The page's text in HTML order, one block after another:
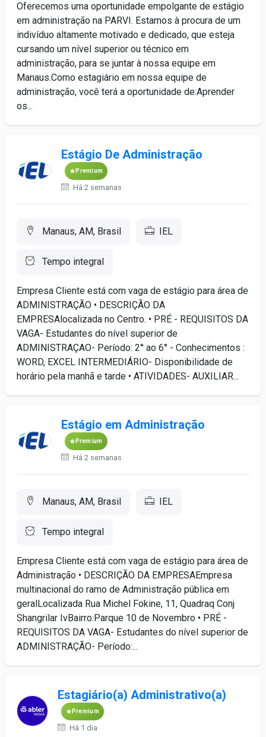
Oferecemos uma oportunidade empolgante de estágio
em administração na PARVI. Estamos à procura de um
indivíduo altamente motivado e dedicado, que esteja
cursando um nível superior ou técnico em
administração, para se juntar à nossa equipe em
Manaus.Como estagiário em nossa equipe de
administração, você terá a oportunidade de:Aprender
os...
Estágio De Administração
Premium
Há 2 semanas
Manaus, AM, Brasil IEL
Tempo integral
Empresa Cliente está com vaga de estágio para área de
ADMINISTRAÇÃO • DESCRIÇÃO DA
EMPRESAlocalizada no Centro. • PRÉ - REQUISITOS DA
VAGA- Estudantes do nível superior de
ADMINISTRAÇAO- Período: 2° ao 6° - Conhecimentos :
WORD, EXCEL INTERMEDIÁRIO- Disponibilidade de
horário pela manhã e tarde • ATIVIDADES- AUXILIAR...
Estágio em Administração
Premium
Há 2 semanas
Manaus, AM, Brasil IEL
Tempo integral
Empresa Cliente está com vaga de estágio para área de
Administração • DESCRIÇÃO DA EMPRESAEmpresa
multinacional do ramo de Administração pública em
geralLocalizada Rua Michel Fokine, 11, Quadraq Conj
Shangrilar IvBairro:Parque 10 de Novembro • PRÉ -
REQUISITOS DA VAGA- Estudantes do nível superior de
ADMINISTRAÇÃO- Período:...
Estagiário(a) Administrativo(a)
Premium
Há 1 dia